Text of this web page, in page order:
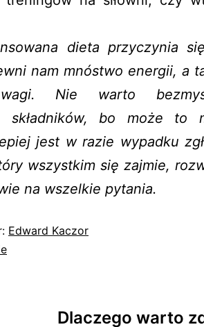
dieta przyczynia
nam mnóstwo energii, a
wagi. Nie warto
składników, bo może to
jest w razie wypadku
wszystkim się zajmie,
na wszelkie pytania.
Edward Kaczor
Dlaczego warto